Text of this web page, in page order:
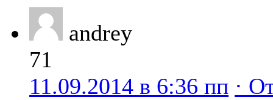
andrey
71
11.09.2014 в 6:36 пп ·